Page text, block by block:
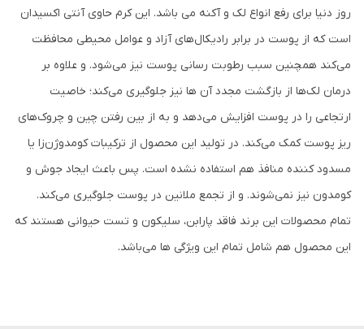
روز دنیا برای رفع انواع لک و آکنه می باشد. این کرم حاوی آنتی اکسیدان
است که از پوست در برابر رادیکال‌های آزاد و عوامل محیطی محافظت
می‌کند همچنین سبب رطوبت رسانی پوست نیز می‌شود. و علاوه بر
درمان لک‌ها از بازگشت مجدد آن ها نیز جلوگیری می‌کند؛ خاصیت
ارتجاعی را در پوست افزایش می‌دهد و به از بین رفتن چین و چروک‌های
ریز پوست کمک می‌کند. در تولید این محصول از ترکیبات کومدوژن‌زا یا
مسدود کننده منافذ هم استفاده نشده است. پس باعث ایجاد جوش و
کومدون نیز نمی‌شوند. و از تجمع ملانین در پوست جلوگیری می‌کند.
تمام محصولات این برند فاقد پارابن، سلیکون و تست حیوانی هستند که
این محصول هم شامل تمام این ویژگی ها می‌باشد.